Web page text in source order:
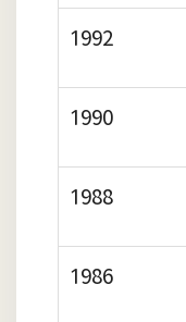
1992
1990
1988
1986